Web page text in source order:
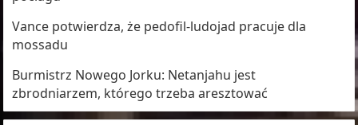
Vance potwierdza, że pedofil-ludojad pracuje dla
mossadu
Burmistrz Nowego Jorku: Netanjahu jest
zbrodniarzem, którego trzeba aresztować